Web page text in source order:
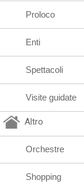
Proloco
Enti
Spettacoli
Visite guidate
Altro
Orchestre
Shopping